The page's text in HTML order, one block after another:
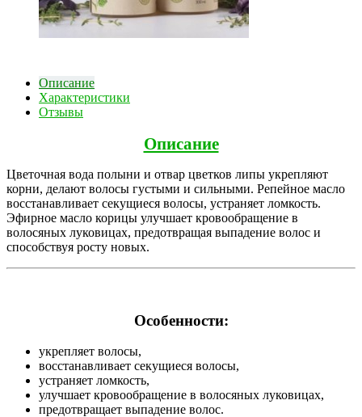
Описание
Характеристики
Отзывы
Описание
Цветочная вода полыни и отвар цветков липы укрепляют
корни, делают волосы густыми и сильными. Репейное масло
восстанавливает секущиеся волосы, устраняет ломкость.
Эфирное масло корицы улучшает кровообращение в
волосяных луковицах, предотвращая выпадение волос и
способствуя росту новых.
Особенности:
укрепляет волосы,
восстанавливает секущиеся волосы,
устраняет ломкость,
улучшает кровообращение в волосяных луковицах,
предотвращает выпадение волос.